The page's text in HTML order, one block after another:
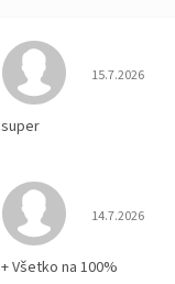
Hodnotenie
15.7.2026
super
Hodnotenie
14.7.2026
+ Všetko na 100%